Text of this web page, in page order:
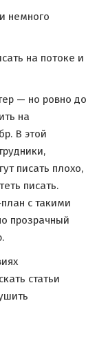
немного
на потоке и
— но ровно до
на
В этой
писать плохо,
писать.
с такими
прозрачный
статьи